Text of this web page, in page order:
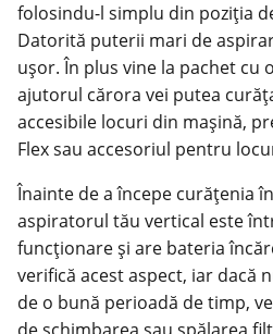
folosindu-l simplu din poziția
Datorită puterii mari de
ușor. În plus vine la pachet cu
ajutorul cărora vei putea
accesibile locuri din mașină,
Flex sau accesoriul pentru
Înainte de a începe curățenia
aspiratorul tău vertical este
funcționare și are bateria
verifică acest aspect, iar dacă
de o bună perioadă de timp,